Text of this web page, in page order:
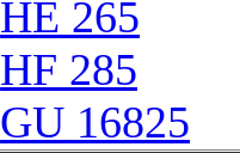
HE 265
HF 285
GU 16825